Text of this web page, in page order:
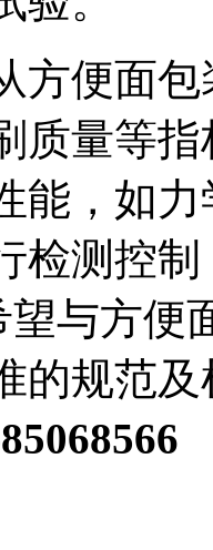
便面包
质量等
能，如
检测控
望与方便
的规范